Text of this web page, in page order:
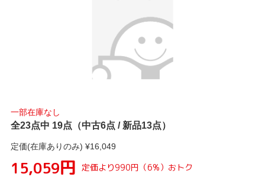
一部在庫なし
全23点中 19点（中古6点 / 新品13点）
定価(在庫ありのみ) ¥16,049
15,059円 定価より990円 （6%） おトク